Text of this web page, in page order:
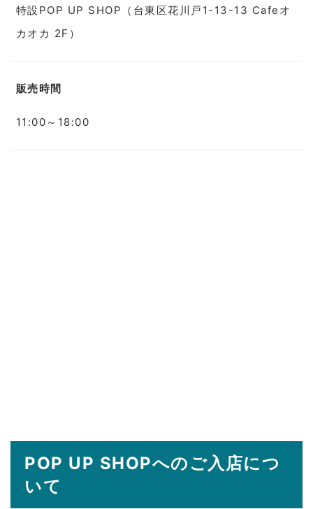
特設POP UP SHOP（台東区花川戸1-13-13 Cafeオ
カオカ 2F）
販売時間
11:00～18:00
POP UP SHOPへのご入店につ
いて